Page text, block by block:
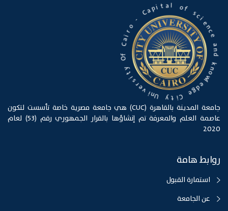
C
i
t
y
U
n
i
v
e
r
s
i
t
y
f
a
i
r
o
-
Ca
pit a l f s c
ienc
e
a
n
d
k
n
o
w
l
e
d
g
e
جامعة المدينة بالقاهرة (CUC) هي جامعة مصرية خاصة تأسست لتكون
عاصمة العلم والمعرفة تم إنشاؤها بالقرار الجمهوري رقم (53) لعام
2020
روابط هامة
استمارة القبول
عن الجامعة